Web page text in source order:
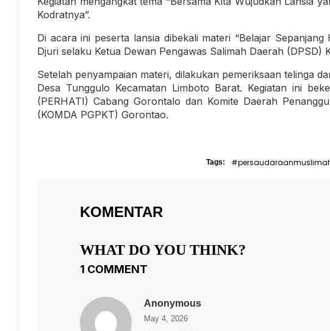
Kodratnya”.
Di acara ini peserta lansia dibekali materi “Belajar
Djuri selaku Ketua Dewan Pengawas Salimah Daerah (DPSD)
Setelah penyampaian materi, dilakukan pemeriksaan telinga
Desa Tunggulo Kecamatan Limboto Barat. Kegiatan ini
(PERHATI) Cabang Gorontalo dan Komite Daerah
(KOMDA PGPKT) Gorontao.
Tags:
KOMENTAR
WHAT DO YOU THINK?
1 COMMENT
Anonymous
May 4, 2026